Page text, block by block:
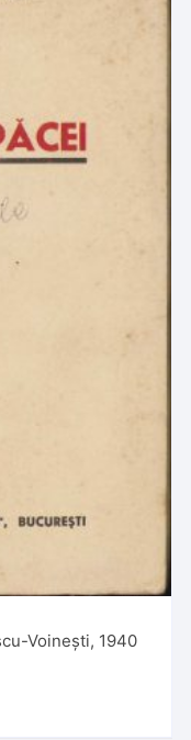
Voinești, 1940